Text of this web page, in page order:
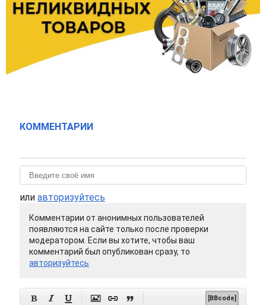
КОММЕНТАРИИ
или авторизуйтесь
Комментарии от анонимных пользователей
появляются на сайте только после проверки
модератором. Если вы хотите, чтобы ваш
комментарий был опубликован сразу, то
авторизуйтесь
      [BBcode]